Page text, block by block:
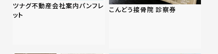
ツナグ不動産会社案内パンフレ
ット
こんどう接骨院 診察券